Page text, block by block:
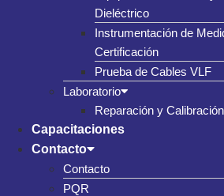
Dieléctrico
Instrumentación de
Certificación
Prueba de Cables VLF
Laboratorio
Reparación y Calibración
Capacitaciones
Contacto
Contacto
PQR